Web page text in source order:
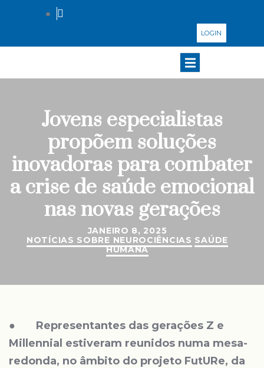
LOGIN
Jovens especialistas
propõem soluções
inovadoras para combater
a crise de saúde emocional
nas novas gerações
JANEIRO 8, 2025
NOTÍCIAS SOBRE NEUROCIÊNCIAS SAÚDE
HUMANA
● Representantes das gerações Z e
Millennial estiveram reunidos numa mesa-
redonda, no âmbito do projeto FutURe, da